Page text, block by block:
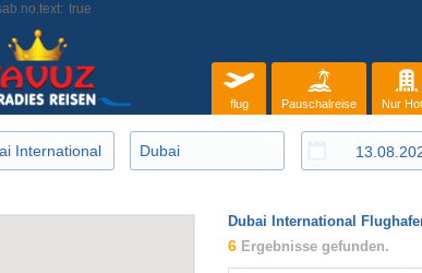
true
flug Pauschalreise Nur
Dubai International
6 Ergebnisse gefunden.